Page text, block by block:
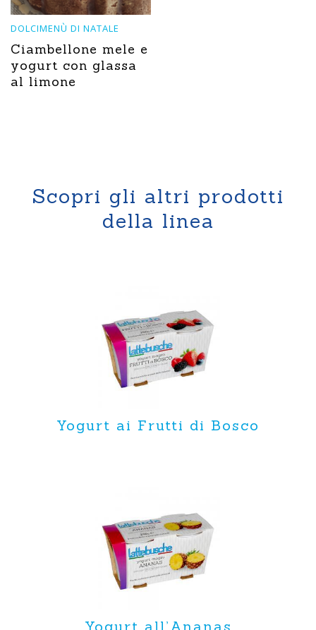
DOLCIMENÙ DI NATALE
Ciambellone mele e
yogurt con glassa
al limone
Scopri gli altri prodotti
della linea
Yogurt ai Frutti di Bosco
Yogurt all’Ananas